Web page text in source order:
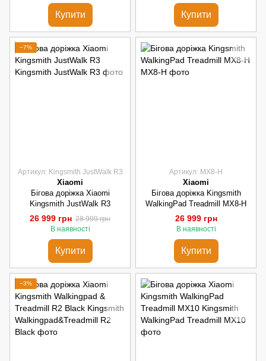
Купити Купити
−7%
Артикул: Kingsmith JustWalk R3
Xiaomi
Бігова доріжка Xiaomi
Kingsmith JustWalk R3
26 999 грн 28 999 грн
В наявності
Купити
Артикул: MX8-H
Xiaomi
Бігова доріжка Kingsmith
WalkingPad Treadmill MX8-H
26 999 грн
В наявності
Купити
−3%